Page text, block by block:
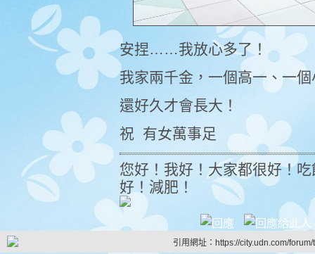
安捏……我放心多了！
我家兩千金，一個高一、一
還好久才會長大！
祝 有女萬事足
您好！我好！大家都很好！
好！減肥！
引用網址：https://city.udn.com/